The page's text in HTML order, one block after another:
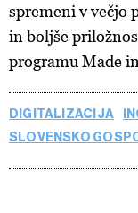
spremeni v večjo
in boljše
programu Made
DIGITALIZACIJA
SLOVENSKO